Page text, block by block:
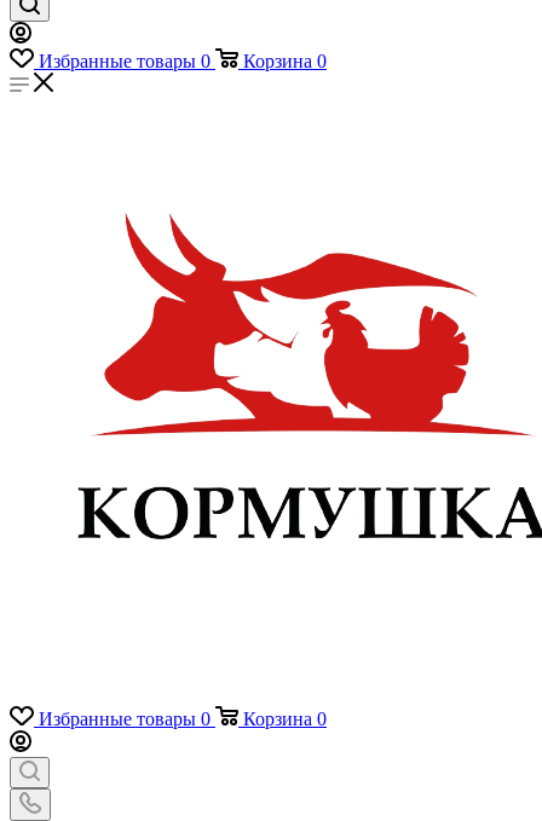
Избранные товары 0 Корзина 0
Избранные товары 0 Корзина 0